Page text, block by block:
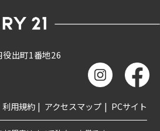
出町1番地26
利用規約 アクセスマップ PCサイト